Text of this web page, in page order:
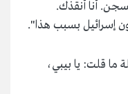
أنا أنقذك.
إسرائيل بسبب هذا".
ما قلت: يا بيبي،